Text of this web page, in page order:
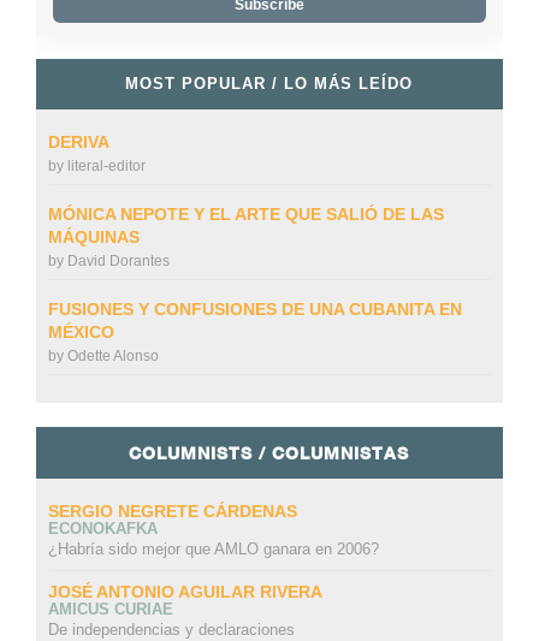
MOST POPULAR / LO MÁS LEÍDO
DERIVA
by literal-editor
MÓNICA NEPOTE Y EL ARTE QUE SALIÓ DE LAS
MÁQUINAS
by David Dorantes
FUSIONES Y CONFUSIONES DE UNA CUBANITA EN
MÉXICO
by Odette Alonso
COLUMNISTS / COLUMNISTAS
SERGIO NEGRETE CÁRDENAS
ECONOKAFKA
¿Habría sido mejor que AMLO ganara en 2006?
JOSÉ ANTONIO AGUILAR RIVERA
AMICUS CURIAE
De independencias y declaraciones